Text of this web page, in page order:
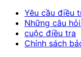
Yêu cầu điều
Những câu
cuộc điều tra
Chính sách